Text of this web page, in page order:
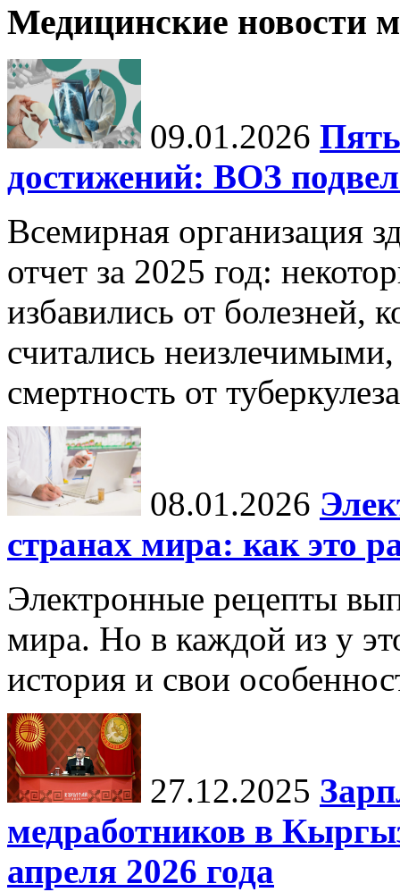
Медицинские новости
09.01.2026
достижений: ВОЗ
Всемирная организация
отчет за 2025 год:
избавились от болезней,
считались неизлечимыми,
смертность от
08.01.2026
странах мира: как это
Электронные рецепты
мира. Но в каждой из у
история и свои
27.12.2025
медработников в
апреля 2026 года